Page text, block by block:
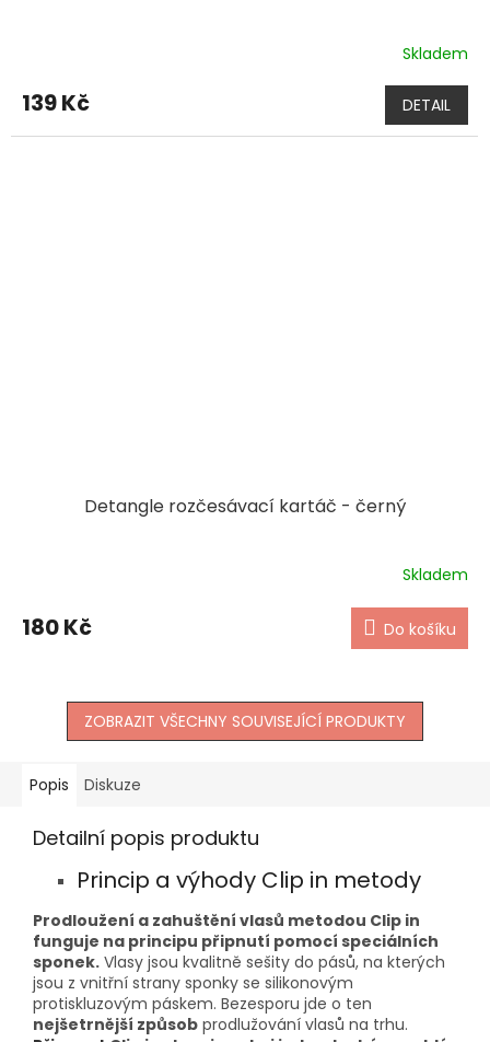
Skladem
139 Kč DETAIL
Detangle rozčesávací kartáč - černý
Skladem
180 Kč Do košíku
ZOBRAZIT VŠECHNY SOUVISEJÍCÍ PRODUKTY
Popis Diskuze
Detailní popis produktu
Princip a výhody Clip in metody
Prodloužení a zahuštění vlasů metodou Clip in
funguje na principu připnutí pomocí speciálních
sponek. Vlasy jsou kvalitně sešity do pásů, na kterých
jsou z vnitřní strany sponky se silikonovým
protiskluzovým páskem. Bezesporu jde o ten
nejšetrnější způsob prodlužování vlasů na trhu.